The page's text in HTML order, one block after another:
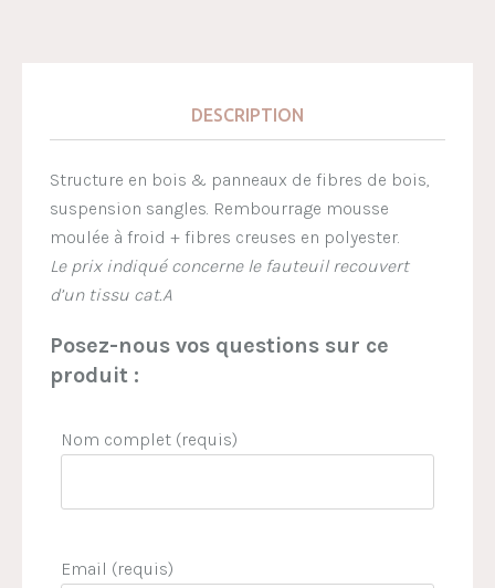
DESCRIPTION
Structure en bois & panneaux de fibres de bois,
suspension sangles. Rembourrage mousse
moulée à froid + fibres creuses en polyester.
Le prix indiqué concerne le fauteuil recouvert
d’un tissu cat.A
Posez-nous vos questions sur ce
produit :
Nom complet (requis)
Email (requis)